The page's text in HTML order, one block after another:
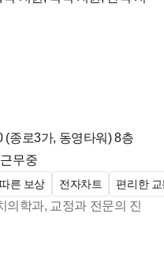
(종로3가, 동영타워) 8층
무중
른 보상 전자차트 편리한
학과, 교정과 전문의 진